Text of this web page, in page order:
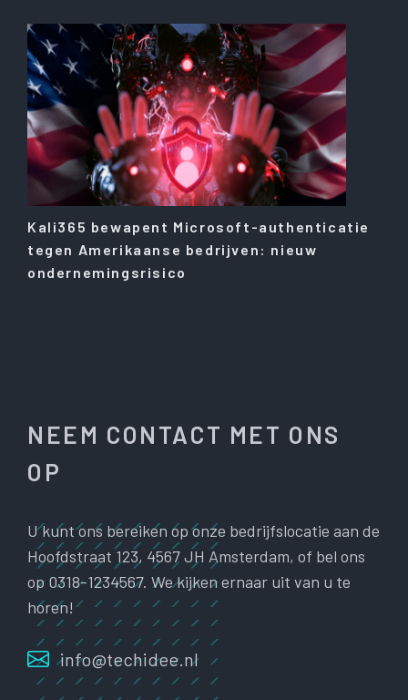
Kali365 bewapent Microsoft-authenticatie
tegen Amerikaanse bedrijven: nieuw
ondernemingsrisico
NEEM CONTACT MET ONS
OP
U kunt ons bereiken op onze bedrijfslocatie aan de
Hoofdstraat 123, 4567 JH Amsterdam, of bel ons
op 0318-1234567. We kijken ernaar uit van u te
horen!
info@techidee.nl